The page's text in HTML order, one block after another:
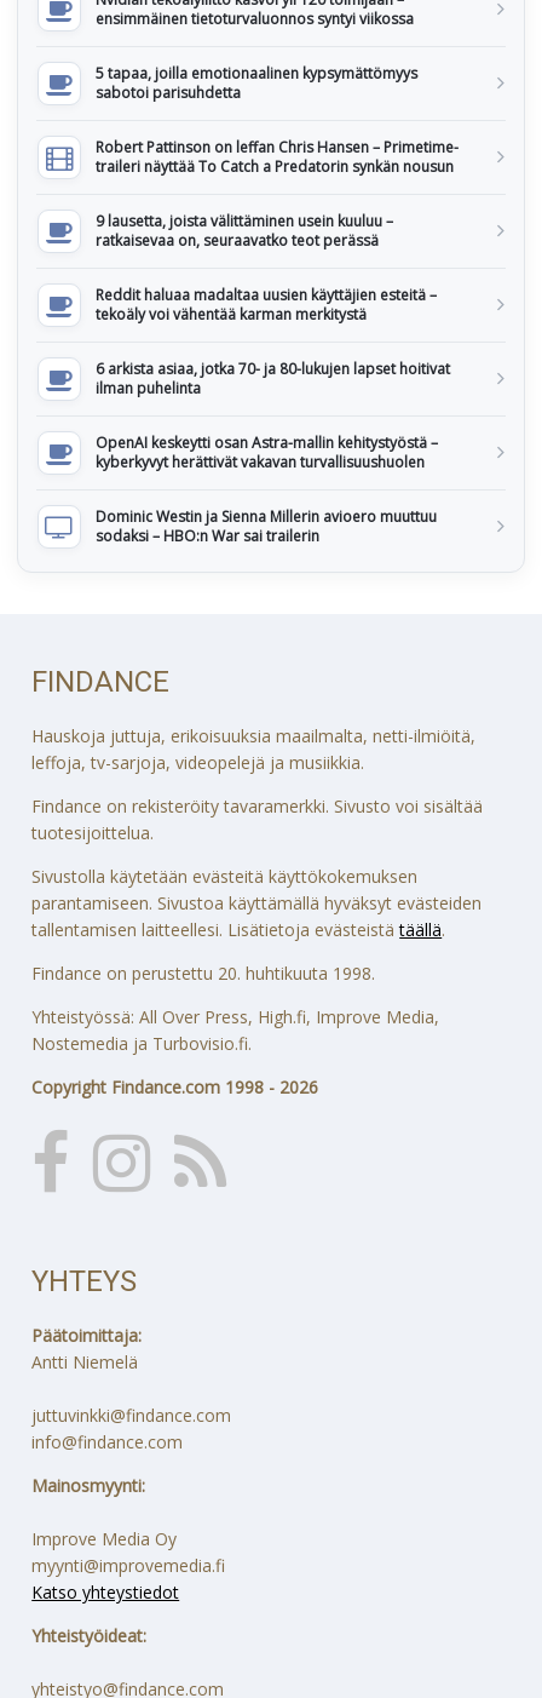
ensimmäinen tietoturvaluonnos syntyi viikossa
5 tapaa, joilla emotionaalinen kypsymättömyys
sabotoi parisuhdetta
Robert Pattinson on leffan Chris Hansen – Primetime-
traileri näyttää To Catch a Predatorin synkän nousun
9 lausetta, joista välittäminen usein kuuluu –
ratkaisevaa on, seuraavatko teot perässä
Reddit haluaa madaltaa uusien käyttäjien esteitä –
tekoäly voi vähentää karman merkitystä
6 arkista asiaa, jotka 70- ja 80-lukujen lapset hoitivat
ilman puhelinta
OpenAI keskeytti osan Astra-mallin kehitystyöstä –
kyberkyvyt herättivät vakavan turvallisuushuolen
Dominic Westin ja Sienna Millerin avioero muuttuu
sodaksi – HBO:n War sai trailerin
FINDANCE
Hauskoja juttuja, erikoisuuksia maailmalta, netti-ilmiöitä,
leffoja, tv-sarjoja, videopelejä ja musiikkia.
Findance on rekisteröity tavaramerkki. Sivusto voi sisältää
tuotesijoittelua.
Sivustolla käytetään evästeitä käyttökokemuksen
parantamiseen. Sivustoa käyttämällä hyväksyt evästeiden
tallentamisen laitteellesi. Lisätietoja evästeistätäällä.
Findance on perustettu 20. huhtikuuta 1998.
Yhteistyössä: All Over Press, High.fi, Improve Media,
Nostemedia ja Turbovisio.fi.
Copyright Findance.com 1998 - 2026
YHTEYS
Päätoimittaja:
Antti Niemelä
juttuvinkki@findance.com
info@findance.com
Mainosmyynti:
Improve Media Oy
myynti@improvemedia.fi
Katso yhteystiedot
Yhteistyöideat:
yhteistyo@findance.com